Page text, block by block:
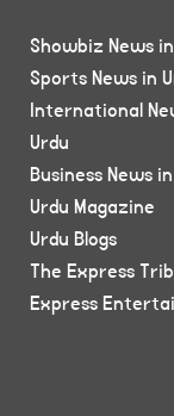
Showbiz News
Sports News in
International
Urdu
Business News
Urdu Magazine
Urdu Blogs
The Express
Express